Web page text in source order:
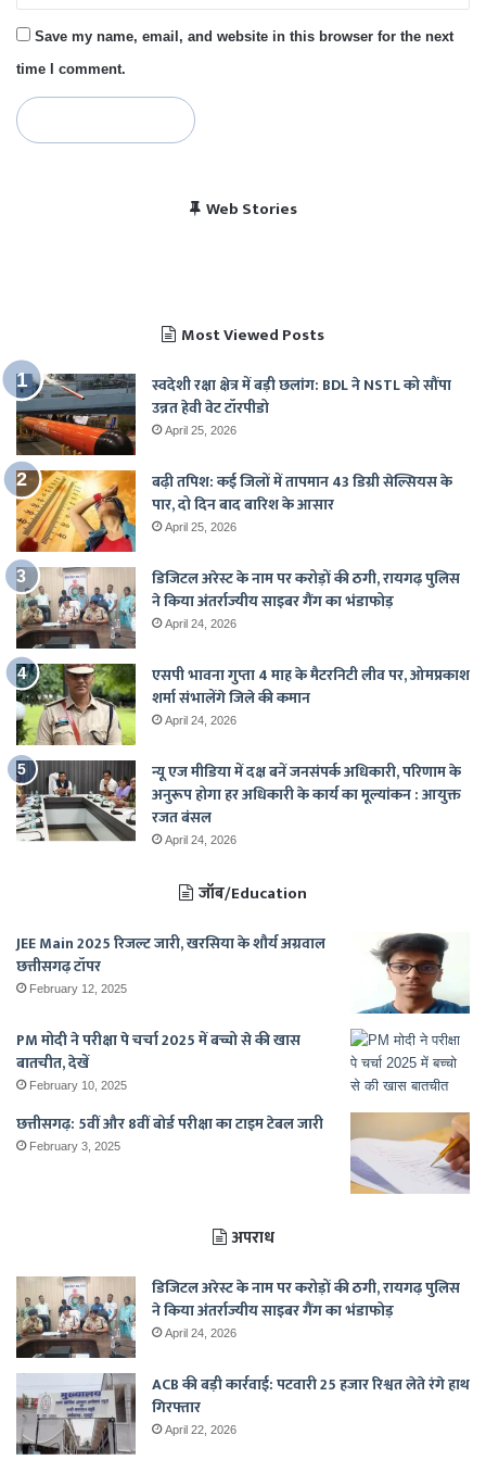
Save my name, email, and website in this browser for the next
time I comment.
Web Stories
विराट कोहली की सेंचुरी से
भारत बनाम पाकिस्तान, हेड
पाकिस्तान में बजा भारत का
चैंपियंस ट्रॉफी 2025 में
Most Viewed Posts
स्वदेशी रक्षा क्षेत्र में बड़ी छलांग: BDL ने NSTL को सौंपा
उन्नत हेवी वेट टॉरपीडो
April 25, 2026
बढ़ी तपिश: कई जिलों में तापमान 43 डिग्री सेल्सियस के
पार, दो दिन बाद बारिश के आसार
April 25, 2026
डिजिटल अरेस्ट के नाम पर करोड़ों की ठगी, रायगढ़ पुलिस
ने किया अंतर्राज्यीय साइबर गैंग का भंडाफोड़
April 24, 2026
एसपी भावना गुप्ता 4 माह के मैटरनिटी लीव पर, ओमप्रकाश
शर्मा संभालेंगे जिले की कमान
April 24, 2026
न्यू एज मीडिया में दक्ष बनें जनसंपर्क अधिकारी, परिणाम के
अनुरूप होगा हर अधिकारी के कार्य का मूल्यांकन : आयुक्त
रजत बंसल
April 24, 2026
जॉब/Education
JEE Main 2025 रिजल्ट जारी, खरसिया के शौर्य अग्रवाल
छत्तीसगढ़ टॉपर
February 12, 2025
PM मोदी ने परीक्षा पे चर्चा 2025 में बच्चो से की खास
बातचीत, देखें
February 10, 2025
छत्तीसगढ़: 5वीं और 8वीं बोर्ड परीक्षा का टाइम टेबल जारी
February 3, 2025
अपराध
डिजिटल अरेस्ट के नाम पर करोड़ों की ठगी, रायगढ़ पुलिस
ने किया अंतर्राज्यीय साइबर गैंग का भंडाफोड़
April 24, 2026
ACB की बड़ी कार्रवाई: पटवारी 25 हजार रिश्वत लेते रंगे हाथ
गिरफ्तार
April 22, 2026